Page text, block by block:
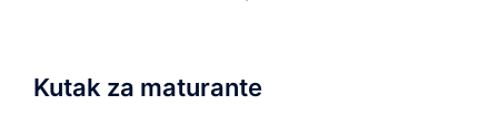
Kutak za maturante